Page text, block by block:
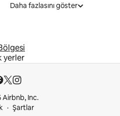
Daha fazlasını göster
yerler
Inc.
Şartlar